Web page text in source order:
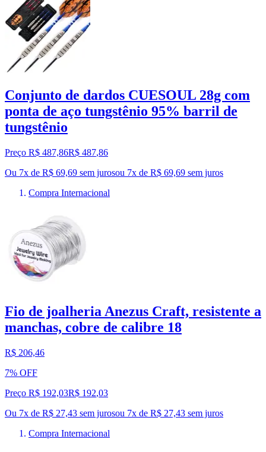
Conjunto de dardos CUESOUL 28g com
ponta de aço tungstênio 95% barril de
tungstênio
Preço R$ 487,86R$ 487,86
Ou 7x de R$ 69,69 sem jurosou 7x de R$ 69,69 sem juros
Compra Internacional
Fio de joalheria Anezus Craft, resistente a
manchas, cobre de calibre 18
R$ 206,46
7% OFF
Preço R$ 192,03R$ 192,03
Ou 7x de R$ 27,43 sem jurosou 7x de R$ 27,43 sem juros
Compra Internacional